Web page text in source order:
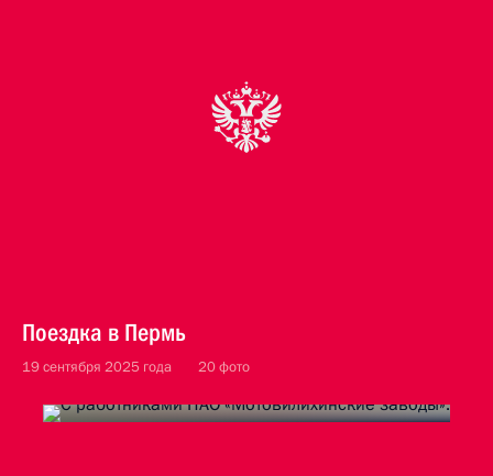
Поездка в Пермь
19 сентября 2025 года 20 фото